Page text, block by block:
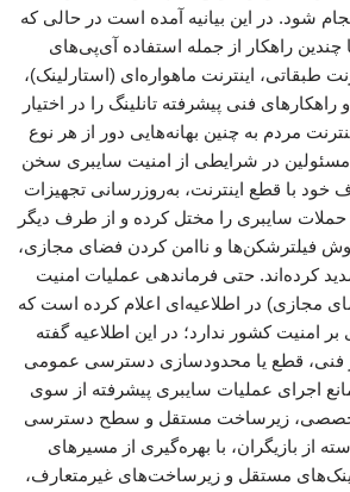
شود. در این بیانیه‌ آمده است در حالی که
راهکار از جمله استفاده آی‌پی‌های
طبقاتی، اینترنت ماهواره‌ای (استارلینک)،
فنی پیشرفته تانلینگ را در اختیار
مردم به چنین بهانه‌هایی دور از هر نوع
در شرایطی از امنیت سایبری سخن
با قطع اینترنت، به‌روزرسانی تجهیزات
حملات سایبری را مختل کرده و از طرف دیگر
فیلترشکن‌ها و ناامن کردن فضای مجازی،
کرده‌اند. حتی فرماندهی عملیات امنیت
مجازی) در اطلاعیه‌ای اعلام کرده است که
بر امنیت کشور ندارد؛ در این اطلاعیه گفته
فنی، قطع یا محدودسازی دسترسی عمومی
مانع اجرای عملیات سایبری پیشرفته از سوی
تخصصی، زیرساخت مستقل و سطح دسترسی
از بازیگران، با بهره‌گیری از مسیرهای
مستقل و زیرساخت‌های غیرمتعارف،